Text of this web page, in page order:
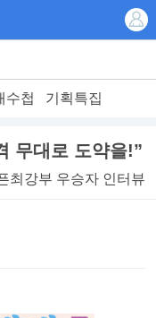
수첩 기획특집
무대로 도약을!”
최강부 우승자 인터뷰